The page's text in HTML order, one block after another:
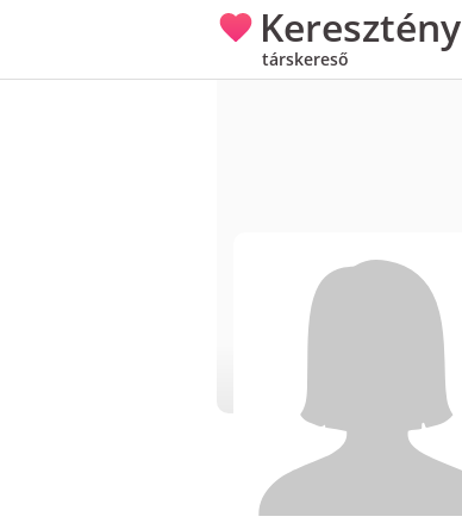
Keresztény
társkereső